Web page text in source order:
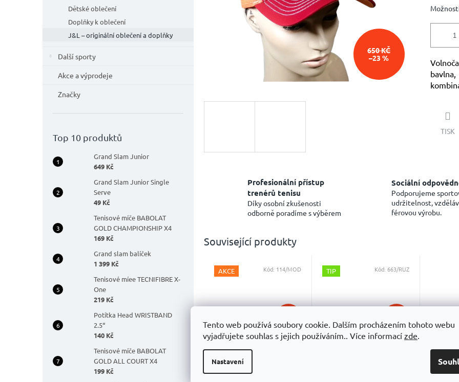
Tento web používá soubory cookie. Dalším procházením tohoto webu
vyjadřujete souhlas s jejich používáním.. Více informací zde
Nastavení
Dětské oblečení
Doplňky k oblečení
J&L – originální oblečení a doplňky
Další sporty
Akce a výprodeje
Značky
Top 10 produktů
Grand Slam Junior
649 Kč
Grand Slam Junior Single
Serve
49 Kč
Tenisové míče BABOLAT
GOLD CHAMPIONSHIP X4
169 Kč
Grand slam balíček
1 399 Kč
Tenisové míee TECNIFIBRE X-
One
219 Kč
Potítka Head WRISTBAND
2.5“
140 Kč
Tenisové míče BABOLAT
GOLD ALL COURT X4
199 Kč
650 KČ
–23 %
TISK
Profesionální přístup
trenérů tenisu
Díky osobní zkušenosti
odborně poradíme s výběrem
Sociální
Podporujeme
udržitelnost,
férovou výrobu.
Související produkty
AKCE
Kšiltovka Head
Promotion Cap
Kód: 114/MOD TIP
–23 %
Sportovní Kšiltovka J&L
Kód: 663/RUZ
Grand
Boost